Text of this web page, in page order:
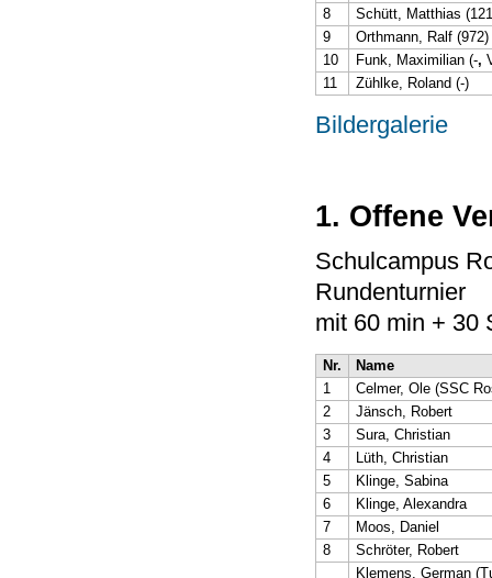
8
Schütt, Matthias
9
Orthmann, Ralf (972)
10
Funk, Maximilian (-,
11
Zühlke, Roland (-)
Bildergalerie
1. Offene
Schulcampus
Rundenturnier
mit 60 min + 30
Nr.
Name
1
Celmer, Ole (SSC
2
Jänsch, Robert
3
Sura, Christian
4
Lüth, Christian
5
Klinge, Sabina
6
Klinge, Alexandra
7
Moos, Daniel
8
Schröter, Robert
Klemens, German